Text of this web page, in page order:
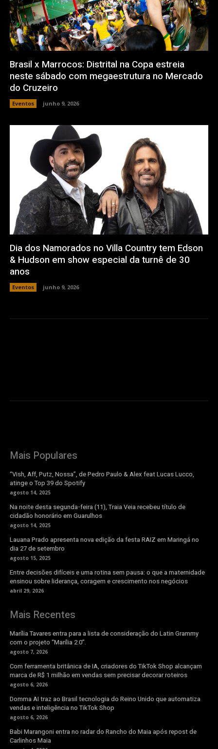
Brasil x Marrocos: Distrital na Copa estreia
neste sábado com megaestrutura no Mercado
do Cruzeiro
Eventos junho 9, 2026
Dia dos Namorados no Villa Country tem Edson
& Hudson em show especial da turnê de 30
anos
Eventos junho 9, 2026
Mais Populares
“Vish, Aff, Putz, Nossa”, de Pedro Paulo & Alex feat Lucas Lucco,
atinge o Top 39 do Spotify
agosto 14, 2025
Na noite desta segunda-feira (11), Traia Veia recebeu título de
cidadão honorário em Guarulhos
agosto 14, 2025
Lauana Prado apresenta nova edição da festa RAIZ em Maringá no
dia 27 de setembro
agosto 15, 2025
Entre decisões difíceis e uma rotina sem pausa: o que a maternidade
ensinou sobre liderança, coragem e crescimento nos negócios
abril 29, 2026
Mais Recentes
Marília Tavares entra para a lista de consideração do Latin Grammy
com o projeto “Marília 2.0”.
agosto 7, 2026
Com ferramenta britânica de IA, criadores do TikTok Shop alcançam
marca de R$ 1 milhão em vendas sem precisar decorar roteiros
agosto 6, 2026
Domma AI traz ao Brasil tecnologia do Reino Unido que automatiza
vendas e inteligência no TikTok Shop
agosto 6, 2026
Babi Marangoni entra no radar do Rancho do Maia após repost de
Carlinhos Maia